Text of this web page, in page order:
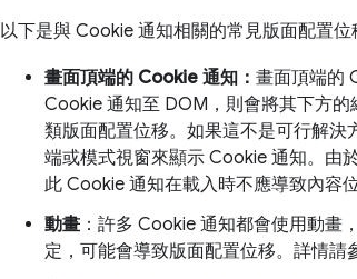
以下是與 Cookie 通知相關的常見版面配置位
畫面頂端的 Cookie 通知： 畫面頂端的
Cookie 通知至 DOM，則會將其下方
類版面配置位移。如果這不是可行解
端或模式視窗來顯示 Cookie 通知。由
此 Cookie 通知在載入時不應導致內容位
動畫 ：許多 Cookie 通知都會使用動
定，可能會導致版面配置位移。詳情請